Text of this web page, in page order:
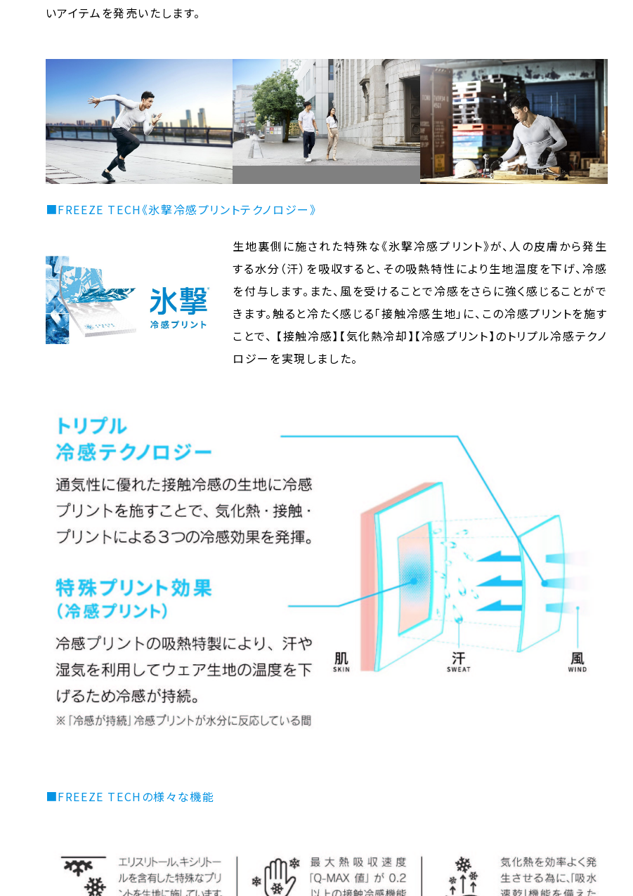
いアイテムを発売いたします。
■FREEZE TECH《氷撃冷感プリントテクノロジー》
生地裏側に施された特殊な《氷撃冷感プリント》が、人の皮膚から発生
する水分（汗）を吸収すると、その吸熱特性により生地温度を下げ、冷感
を付与します。また、風を受けることで冷感をさらに強く感じることがで
きます。触ると冷たく感じる「接触冷感生地」に、この冷感プリントを施す
ことで、 【接触冷感】【気化熱冷却】【冷感プリント】のトリプル冷感テクノ
ロジーを実現しました。
■FREEZE TECHの様々な機能